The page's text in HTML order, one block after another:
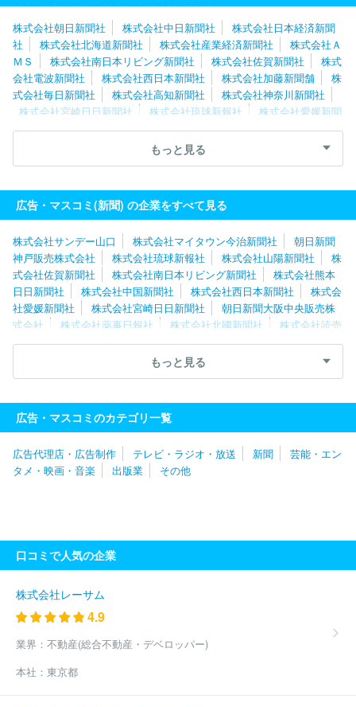
株式会社朝日新聞社 株式会社中日新聞社
株式会社日本経済新聞
社
株式会社北海道新聞社 株式会社産業経済新聞社
株式会社Ａ
ＭＳ
株式会社南日本リビング新聞社 株式会社佐賀新聞社
株式
会社電波新聞社
株式会社西日本新聞社 株式会社加藤新聞舗
株
式会社毎日新聞社
株式会社高知新聞社
株式会社神奈川新聞社
株式会社宮崎日日新聞社
株式会社琉球新報社
株式会社愛媛新聞
社
株式会社新聞展望社 株式会社読売新聞東京本社
株式会社東
株式会社新潟日報社 株式会社夕刊三重新聞社
株式会
社週刊つりニュース
済新聞社
株式会社サンデー山口 株式会社山陽新聞社
もっと見る
広告・マスコミ(新聞) の企業をすべて見る
株式会社サンデー山口 株式会社マイタウン今治新聞社
朝日新聞
神戸販売株式会社
株式会社琉球新報社 株式会社山陽新聞社
株
式会社佐賀新聞社
株式会社南日本リビング新聞社
株式会社熊本
日日新聞社
株式会社中国新聞社 株式会社西日本新聞社
株式会
社愛媛新聞社
株式会社宮崎日日新聞社
朝日新聞大阪中央販売株
式会社
株式会社薬事日報社 株式会社北國新聞社
株式会社読売
新聞大阪本社
株式会社中部経済新聞社 株式会社伊勢新聞社
株
株式会社ＪＳコーポレーション
株式会社
アサヒ・ファミリー・ニュース社
会社中日新聞社
信濃毎日新聞株式会社
株式会社北海道通信社
株式会社北海道建設新聞社
株式会社北海道新聞社
株式会社埼玉新聞社
株式会社東奥日報社
株式会社日本教育新聞
社
株式会社上毛新聞社 株式会社桐生タイムス社
新聞社
株式会社物流ニッポン新聞社 株式会社毎日新聞社
株式
会社神奈川中央新聞社
糧新聞社
株式会社神奈川新聞社
株式会社メディアクリエイト
三和プランニングセンター株式会社
社日本農業新聞
会社ＢＣＮ
株式会社ＡＭＳ
テイリング
株式会社新潟日報社
株式会社京急ステーションサー
ワキ
株式会社プレイグラフ社
社日本流通産業新聞社
株式会社日刊自動車新聞社
株式会社日本
もっと見る
広告・マスコミのカテゴリ一覧
広告代理店・広告制作 テレビ・ラジオ・放送 新聞
芸能・エン
タメ・映画・音楽
出版業 その他
口コミで人気の企業
株式会社レーサム
4.9
業界： 不動産(総合不動産・デベロッパー)
本社： 東京都